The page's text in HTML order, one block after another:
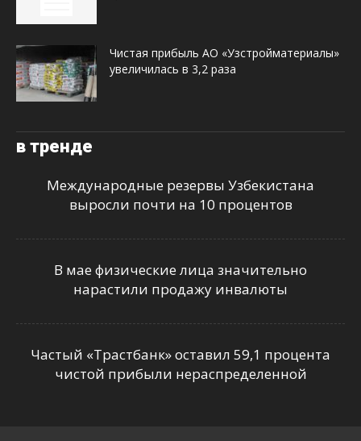
Чистая прибыль АО «Узстройматериалы»
увеличилась в 3,2 раза
в тренде
Международные резервы Узбекистана
выросли почти на 10 процентов
В мае физические лица значительно
нарастили продажу инвалюты
Частый «Трастбанк» оставил 59,1 процента
чистой прибыли нераспределенной